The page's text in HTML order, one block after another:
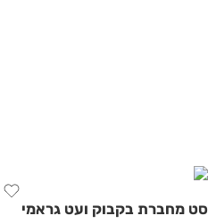
סט מחברת בקבוק ועט גראמי